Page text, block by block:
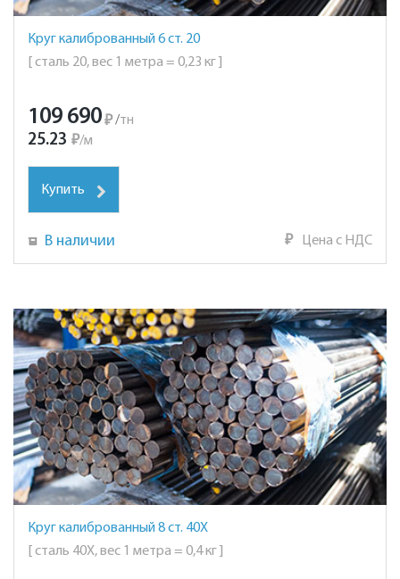
Круг калиброванный 6 ст. 20
[ сталь 20, вес 1 метра = 0,23 кг ]
109 690₽ /тн
25.23 ₽/м
Купить
В наличии ₽ Цена с НДС
Круг калиброванный 8 ст. 40Х
[ сталь 40Х, вес 1 метра = 0,4 кг ]